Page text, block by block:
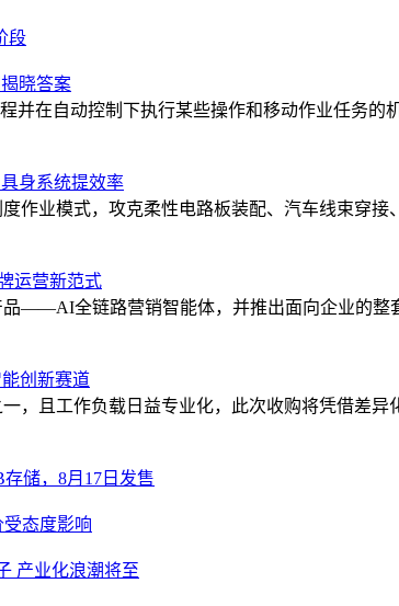
段
晓答案
并在自动控制下执行某些操作和移动作业任务
身系统提效率
作业模式，攻克柔性电路板装配、汽车线束穿
运营新范式
——AI全链路营销智能体，并推出面向企业的
创新赛道
，且工作负载日益专业化，此次收购将凭借差
储，8月17日发售
态度影响
产业化浪潮将至